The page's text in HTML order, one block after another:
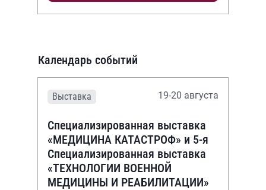
Календарь событий
Выставка 19-20 августа
Специализированная выставка
«МЕДИЦИНА КАТАСТРОФ» и 5-я
Специализированная выставка
«ТЕХНОЛОГИИ ВОЕННОЙ
МЕДИЦИНЫ И РЕАБИЛИТАЦИИ»